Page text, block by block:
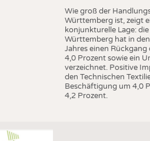
Wie groß der
Württemberg ist, zeigt
konjunkturelle Lage:
Württemberg hat in
Jahres einen
4,0 Prozent sowie ein
verzeichnet. Positive
den Technischen
Beschäftigung um 4,0
4,2 Prozent.